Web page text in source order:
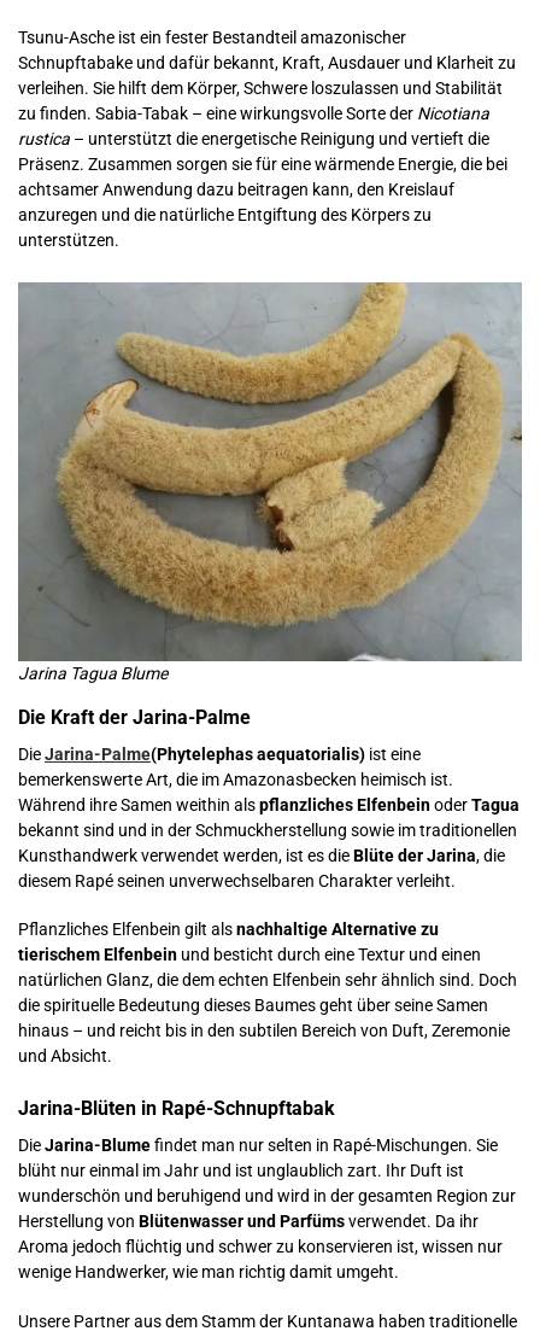
Tsunu-Asche ist ein fester Bestandteil amazonischer
Schnupftabake und dafür bekannt, Kraft, Ausdauer und Klarheit zu
verleihen. Sie hilft dem Körper, Schwere loszulassen und Stabilität
zu finden. Sabia-Tabak – eine wirkungsvolle Sorte der Nicotiana
rustica – unterstützt die energetische Reinigung und vertieft die
Präsenz. Zusammen sorgen sie für eine wärmende Energie, die bei
achtsamer Anwendung dazu beitragen kann, den Kreislauf
anzuregen und die natürliche Entgiftung des Körpers zu
unterstützen.
Jarina Tagua Blume
Die Kraft der Jarina-Palme
DieJarina-Palme(Phytelephas aequatorialis) ist eine
bemerkenswerte Art, die im Amazonasbecken heimisch ist.
Während ihre Samen weithin alspflanzliches ElfenbeinoderTagua
bekannt sind und in der Schmuckherstellung sowie im traditionellen
Kunsthandwerk verwendet werden, ist es dieBlüte der Jarina, die
diesem Rapé seinen unverwechselbaren Charakter verleiht.
Pflanzliches Elfenbein gilt alsnachhaltige Alternative zu
tierischem Elfenbein und besticht durch eine Textur und einen
natürlichen Glanz, die dem echten Elfenbein sehr ähnlich sind. Doch
die spirituelle Bedeutung dieses Baumes geht über seine Samen
hinaus – und reicht bis in den subtilen Bereich von Duft, Zeremonie
und Absicht.
Jarina-Blüten in Rapé-Schnupftabak
DieJarina-Blumefindet man nur selten in Rapé-Mischungen. Sie
blüht nur einmal im Jahr und ist unglaublich zart. Ihr Duft ist
wunderschön und beruhigend und wird in der gesamten Region zur
Herstellung von Blütenwasser und Parfümsverwendet. Da ihr
Aroma jedoch flüchtig und schwer zu konservieren ist, wissen nur
wenige Handwerker, wie man richtig damit umgeht.
Unsere Partner aus dem Stamm der Kuntanawa haben traditionelle